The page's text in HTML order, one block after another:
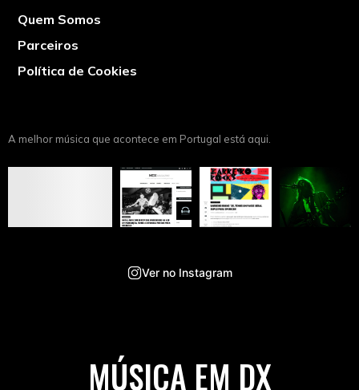
Quem Somos
Parceiros
Política de Cookies
A melhor música que acontece em Portugal está aqui.
Ver no Instagram
MÚSICA EM DX